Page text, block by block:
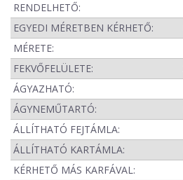
RENDELHETŐ:
EGYEDI MÉRETBEN KÉRHETŐ:
MÉRETE:
FEKVŐFELÜLETE:
ÁGYAZHATÓ:
ÁGYNEMŰTARTÓ:
ÁLLÍTHATÓ FEJTÁMLA:
ÁLLÍTHATÓ KARTÁMLA:
KÉRHETŐ MÁS KARFÁVAL: